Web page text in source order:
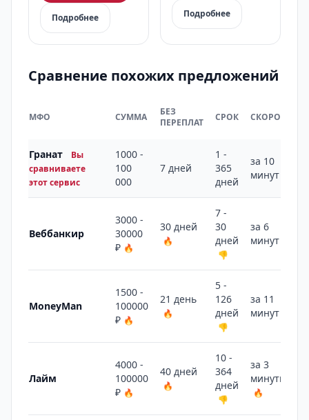
Подробнее Подробнее
Сравнение похожих предложений
МФО СУММА
БЕЗ
ПЕРЕПЛАТ
СРОК СКОРОСТЬ
Гранат
Вы
сравниваете
этот сервис
1000 -
100
000
7 дней
1 -
365
дней
за 10
минут
Веббанкир
3000 -
30000
₽ 🔥
30 дней
🔥
7 -
30
дней
👎
за 6
минут
MoneyMan
1500 -
100000
₽ 🔥
21 день
🔥
5 -
126
дней
👎
за 11
минут
Лайм
4000 -
100000
₽ 🔥
40 дней
🔥
10 -
364
дней
👎
за 3
минуты
🔥